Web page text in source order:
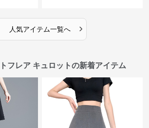
人気アイテム一覧へ ›
フレア キュロットの新着アイテム